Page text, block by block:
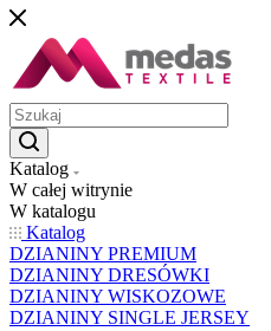
Katalog
W całej witrynie
W katalogu
Katalog
DZIANINY PREMIUM
DZIANINY DRESÓWKI
DZIANINY WISKOZOWE
DZIANINY SINGLE JERSEY